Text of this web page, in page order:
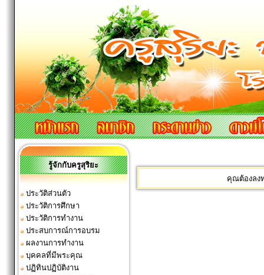
รู้จักกับครูสุริยะ
ประวัติส่วนตัว
ประวัติการศึกษา
ประวัติการทำงาน
ประสบการณ์การอบรม
ผลงานการทำงาน
บุคคลที่มีพระคุณ
ปฏิทินปฏิบัติงาน
คุณต้องลง